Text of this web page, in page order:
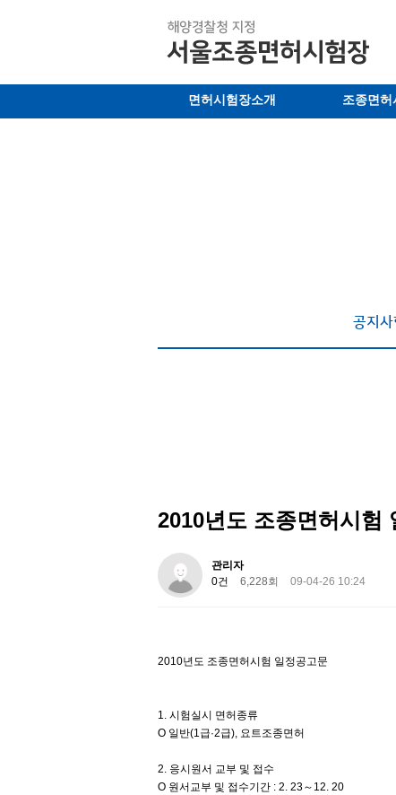
면허시험장소개 조종면허
공지사
2010년도 조종면허시험
관리자
0건
6,228회 09-04-26 10:24
2010년도 조종면허시험 일정공고문
1. 시험실시 면허종류
O 일반(1급·2급), 요트조종면허
2. 응시원서 교부 및 접수
O 원서교부 및 접수기간 : 2. 23～12. 20